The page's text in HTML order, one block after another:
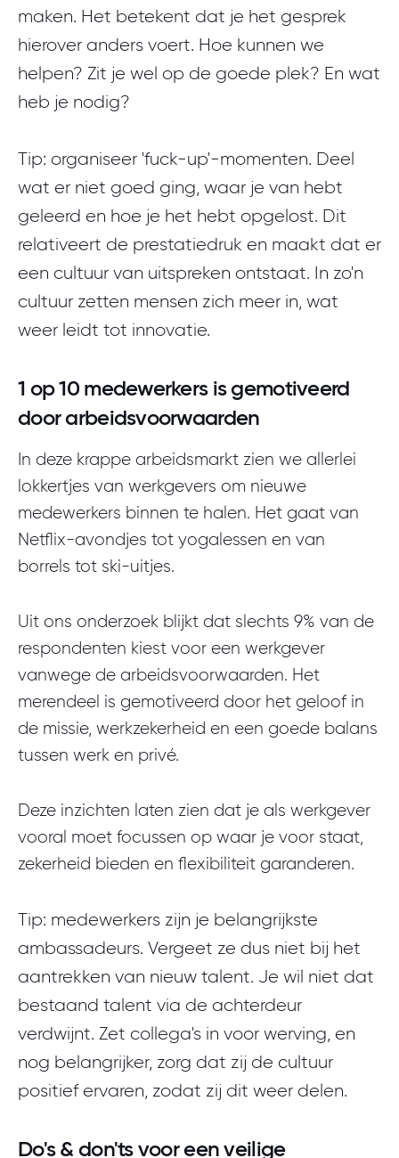
maken. Het betekent dat je het gesprek
hierover anders voert. Hoe kunnen we
helpen? Zit je wel op de goede plek? En wat
heb je nodig?
Tip: organiseer 'fuck-up'-momenten. Deel
wat er niet goed ging, waar je van hebt
geleerd en hoe je het hebt opgelost. Dit
relativeert de prestatiedruk en maakt dat er
een cultuur van uitspreken ontstaat. In zo'n
cultuur zetten mensen zich meer in, wat
weer leidt tot innovatie.
1 op 10 medewerkers is gemotiveerd
door arbeidsvoorwaarden
In deze krappe arbeidsmarkt zien we allerlei
lokkertjes van werkgevers om nieuwe
medewerkers binnen te halen. Het gaat van
Netflix-avondjes tot yogalessen en van
borrels tot ski-uitjes.
Uit ons onderzoek blijkt dat slechts 9% van de
respondenten kiest voor een werkgever
vanwege de arbeidsvoorwaarden. Het
merendeel is gemotiveerd door het geloof in
de missie, werkzekerheid en een goede balans
tussen werk en privé.
Deze inzichten laten zien dat je als werkgever
vooral moet focussen op waar je voor staat,
zekerheid bieden en flexibiliteit garanderen.
Tip: medewerkers zijn je belangrijkste
ambassadeurs. Vergeet ze dus niet bij het
aantrekken van nieuw talent. Je wil niet dat
bestaand talent via de achterdeur
verdwijnt. Zet collega's in voor werving, en
nog belangrijker, zorg dat zij de cultuur
positief ervaren, zodat zij dit weer delen.
Do's & don'ts voor een veilige